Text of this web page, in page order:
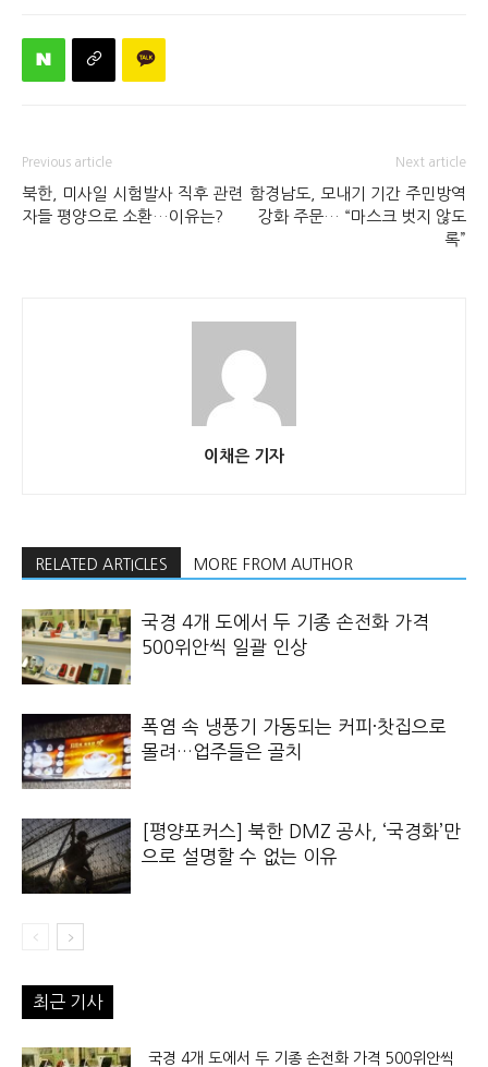
Previous article
북한, 미사일 시험발사 직후 관련
자들 평양으로 소환…이유는?
Next article
함경남도, 모내기 기간 주민방역
강화 주문… “마스크 벗지 않도
록”
이채은 기자
RELATED ARTICLES MORE FROM AUTHOR
국경 4개 도에서 두 기종 손전화 가격
500위안씩 일괄 인상
폭염 속 냉풍기 가동되는 커피·찻집으로
몰려…업주들은 골치
[평양포커스] 북한 DMZ 공사, ‘국경화’만
으로 설명할 수 없는 이유
최근 기사
국경 4개 도에서 두 기종 손전화 가격 500위안씩